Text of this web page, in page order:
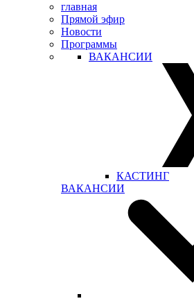
главная
Прямой эфир
Новости
Программы
ВАКАНСИИ
КАСТИНГ
ВАКАНСИИ